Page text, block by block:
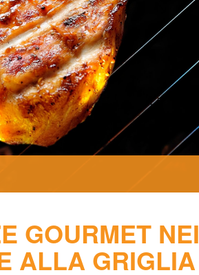
GOURMET NEI
ALLA GRIGLIA